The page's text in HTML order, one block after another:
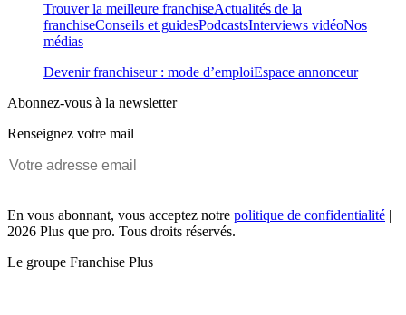
Trouver la meilleure franchiseActualités de la
franchiseConseils et guidesPodcastsInterviews vidéoNos
médias
Devenir franchiseur : mode d’emploiEspace annonceur
Abonnez-vous à la newsletter
Renseignez votre mail
En vous abonnant, vous acceptez notre politique de confidentialité |
2026 Plus que pro. Tous droits réservés.
Le groupe Franchise Plus